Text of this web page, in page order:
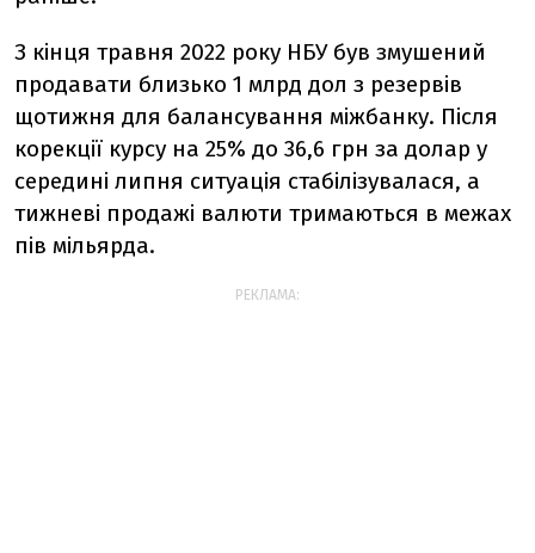
З кінця травня 2022 року НБУ був змушений
продавати близько 1 млрд дол з резервів
щотижня для балансування міжбанку. Після
корекції курсу на 25% до 36,6 грн за долар у
середині липня ситуація стабілізувалася, а
тижневі продажі валюти тримаються в межах
пів мільярда.
РЕКЛАМА: